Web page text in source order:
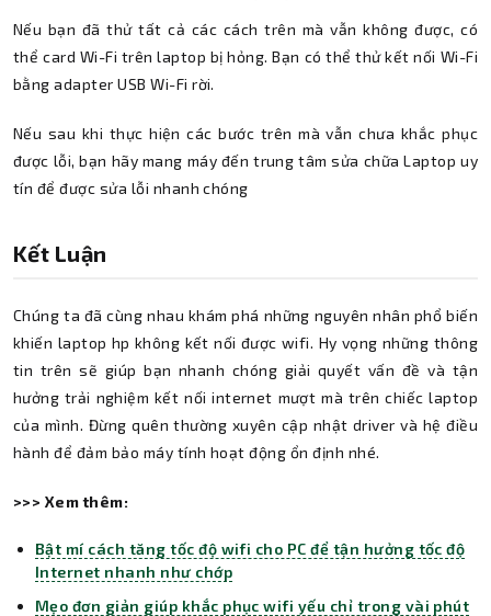
Nếu bạn đã thử tất cả các cách trên mà vẫn không được, có
thể card Wi-Fi trên laptop bị hỏng. Bạn có thể thử kết nối Wi-Fi
bằng adapter USB Wi-Fi rời.
Nếu sau khi thực hiện các bước trên mà vẫn chưa khắc phục
được lỗi, bạn hãy mang máy đến trung tâm sửa chữa Laptop uy
tín để được sửa lỗi nhanh chóng
Kết Luận
Chúng ta đã cùng nhau khám phá những nguyên nhân phổ biến
khiến laptop hp không kết nối được wifi. Hy vọng những thông
tin trên sẽ giúp bạn nhanh chóng giải quyết vấn đề và tận
hưởng trải nghiệm kết nối internet mượt mà trên chiếc laptop
của mình. Đừng quên thường xuyên cập nhật driver và hệ điều
hành để đảm bảo máy tính hoạt động ổn định nhé.
>>> Xem thêm:
Bật mí cách tăng tốc độ wifi cho PC để tận hưởng tốc độ
Internet nhanh như chớp
Mẹo đơn giản giúp khắc phục wifi yếu chỉ trong vài phút